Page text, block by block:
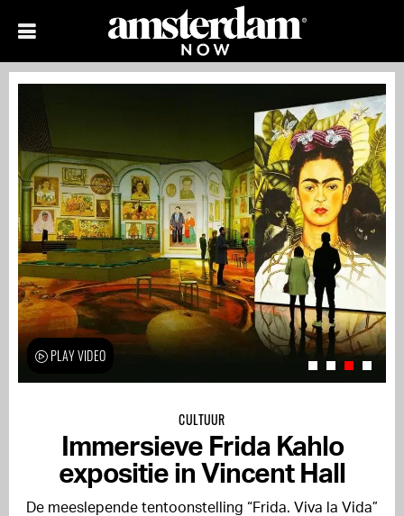
CULTUUR
Immersieve Frida Kahlo
expositie in Vincent Hall
De meeslepende tentoonstelling “Frida. Viva la Vida”
PLAY VIDEO